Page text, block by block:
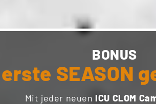
BONUS
SEASON
Mit jeder neuen ICU CLOM